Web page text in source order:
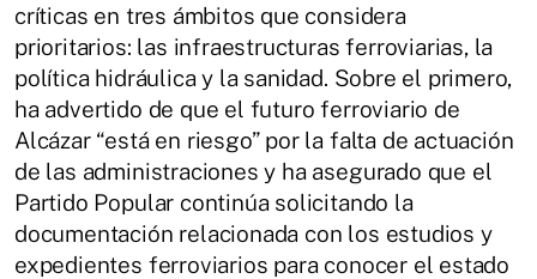
críticas en tres ámbitos que considera
prioritarios: las infraestructuras ferroviarias, la
política hidráulica y la sanidad. Sobre el primero,
ha advertido de que el futuro ferroviario de
Alcázar “está en riesgo” por la falta de actuación
de las administraciones y ha asegurado que el
Partido Popular continúa solicitando la
documentación relacionada con los estudios y
expedientes ferroviarios para conocer el estado